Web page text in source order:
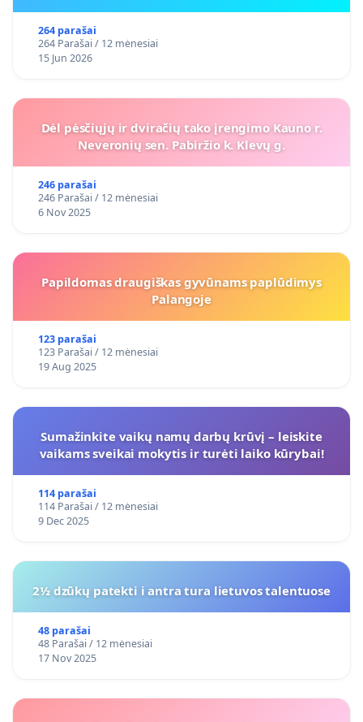
264 parašai
264 Parašai / 12 mėnesiai
15 Jun 2026
Dėl pėsčiųjų ir dviračių tako įrengimo Kauno r.
Neveronių sen. Pabiržio k. Klevų g.
246 parašai
246 Parašai / 12 mėnesiai
6 Nov 2025
Papildomas draugiškas gyvūnams paplūdimys
Palangoje
123 parašai
123 Parašai / 12 mėnesiai
19 Aug 2025
Sumažinkite vaikų namų darbų krūvį – leiskite
vaikams sveikai mokytis ir turėti laiko kūrybai!
114 parašai
114 Parašai / 12 mėnesiai
9 Dec 2025
2½ dzūkų patekti i antra tura lietuvos talentuose
48 parašai
48 Parašai / 12 mėnesiai
17 Nov 2025